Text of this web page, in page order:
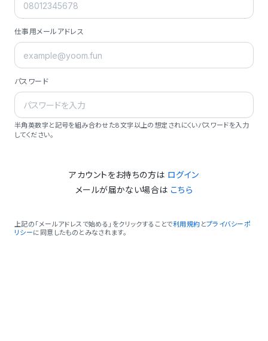
仕事用メールアドレス
パスワード
半角英数字と記号を組み合わせた8文字以上の想定されにくいパスワードを入力
してください。
アカウントをお持ちの方は ログイン
メールが届かない場合は こちら
上記の「メールアドレスで始める」をクリックすることで利用規約 とプライバシーポ
リシーに同意したものとみなされます。